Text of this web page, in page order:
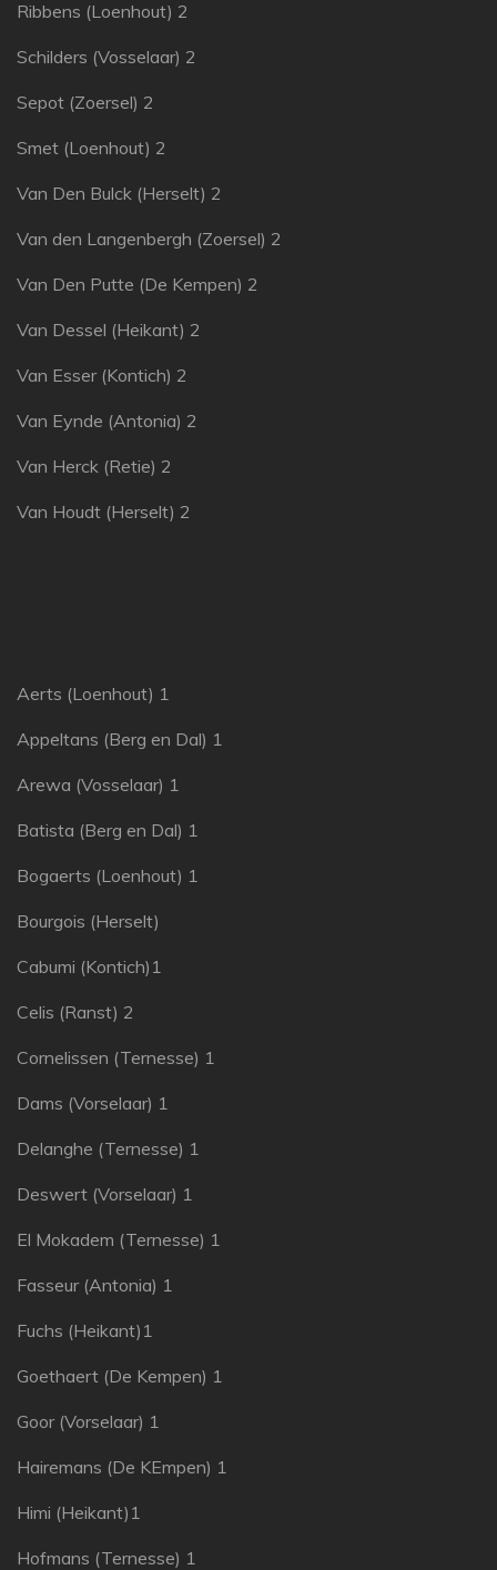
Ribbens (Loenhout) 2
Schilders (Vosselaar) 2
Sepot (Zoersel) 2
Smet (Loenhout) 2
Van Den Bulck (Herselt) 2
Van den Langenbergh (Zoersel) 2
Van Den Putte (De Kempen) 2
Van Dessel (Heikant) 2
Van Esser (Kontich) 2
Van Eynde (Antonia) 2
Van Herck (Retie) 2
Van Houdt (Herselt) 2
Aerts (Loenhout) 1
Appeltans (Berg en Dal) 1
Arewa (Vosselaar) 1
Batista (Berg en Dal) 1
Bogaerts (Loenhout) 1
Bourgois (Herselt)
Cabumi (Kontich)1
Celis (Ranst) 2
Cornelissen (Ternesse) 1
Dams (Vorselaar) 1
Delanghe (Ternesse) 1
Deswert (Vorselaar) 1
El Mokadem (Ternesse) 1
Fasseur (Antonia) 1
Fuchs (Heikant)1
Goethaert (De Kempen) 1
Goor (Vorselaar) 1
Hairemans (De KEmpen) 1
Himi (Heikant)1
Hofmans (Ternesse) 1